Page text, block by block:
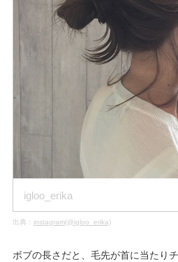
igloo_erika
出典： instagram(@igloo_erika)
ボブの長さだと、毛先が首に当たり